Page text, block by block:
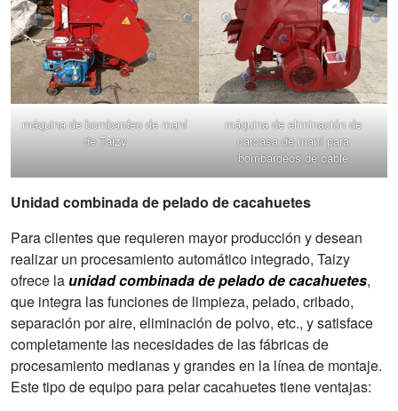
máquina de bombardeo de maní
de Taizy
máquina de eliminación de
carcasa de maní para
bombardeos de cable
Unidad combinada de pelado de cacahuetes
Para clientes que requieren mayor producción y desean
realizar un procesamiento automático integrado, Taizy
ofrece launidad combinada de pelado de cacahuetes,
que integra las funciones de limpieza, pelado, cribado,
separación por aire, eliminación de polvo, etc., y satisface
completamente las necesidades de las fábricas de
procesamiento medianas y grandes en la línea de montaje.
Este tipo de equipo para pelar cacahuetes tiene ventajas: